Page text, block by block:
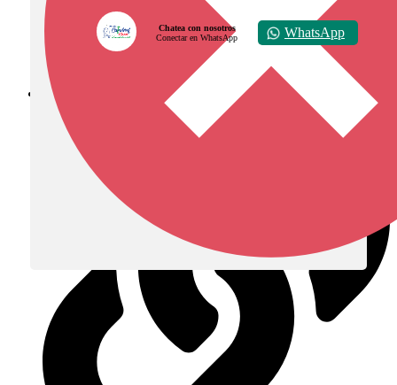
Diócesis de Zipaquirá
Chatea con nosotros
Conectar en WhatsApp
WhatsApp